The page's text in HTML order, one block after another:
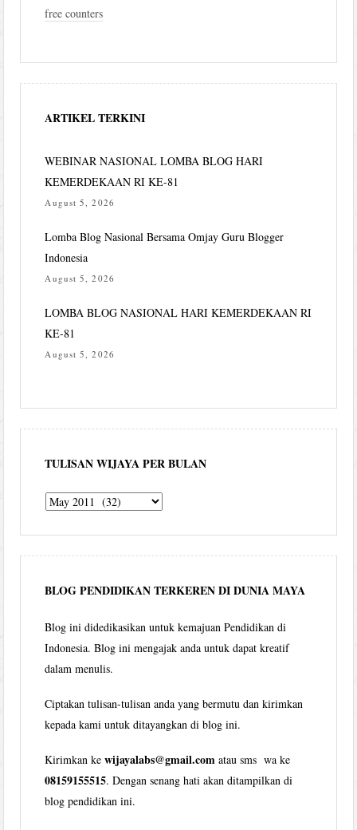
free counters
ARTIKEL TERKINI
WEBINAR NASIONAL LOMBA BLOG HARI
KEMERDEKAAN RI KE-81
August 5, 2026
Lomba Blog Nasional Bersama Omjay Guru Blogger
Indonesia
August 5, 2026
LOMBA BLOG NASIONAL HARI KEMERDEKAAN RI
KE-81
August 5, 2026
TULISAN WIJAYA PER BULAN
Tulisan
per
bulan
BLOG PENDIDIKAN TERKEREN DI DUNIA MAYA
Blog ini didedikasikan untuk kemajuan Pendidikan di
Indonesia. Blog ini mengajak anda untuk dapat kreatif
dalam menulis.
Ciptakan tulisan-tulisan anda yang bermutu dan kirimkan
kepada kami untuk ditayangkan di blog ini.
Kirimkan kewijayalabs@gmail.com atau sms wa ke
08159155515. Dengan senang hati akan ditampilkan di
blog pendidikan ini.